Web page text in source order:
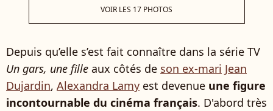
VOIR LES 17 PHOTOS
Depuis qu’elle s’est fait connaître dans la série TV
Un gars, une fille aux côtés de son ex-mari Jean
Dujardin, Alexandra Lamy est devenue une figure
incontournable du cinéma français. D'abord très